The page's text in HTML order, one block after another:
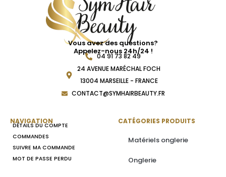
Vous avez des questions?
Appelez-nous 24h/24 !
04 91 73 82 49
24 AVENUE MARÉCHAL FOCH
13004 MARSEILLE - FRANCE
CONTACT@SYMHAIRBEAUTY.FR
NAVIGATION
DÉTAILS DU COMPTE
COMMANDES
SUIVRE MA COMMANDE
MOT DE PASSE PERDU
CATÉGORIES PRODUITS
Matériels onglerie
Onglerie